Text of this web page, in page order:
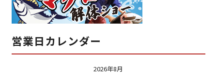
営業日カレンダー
2026年8月